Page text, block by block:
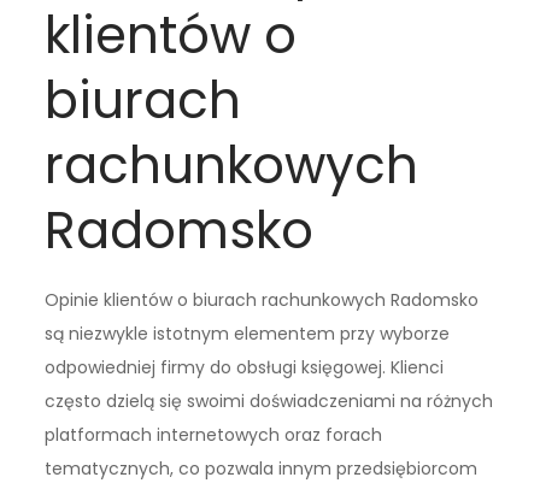
klientów o
biurach
rachunkowych
Radomsko
Opinie klientów o biurach rachunkowych Radomsko
są niezwykle istotnym elementem przy wyborze
odpowiedniej firmy do obsługi księgowej. Klienci
często dzielą się swoimi doświadczeniami na różnych
platformach internetowych oraz forach
tematycznych, co pozwala innym przedsiębiorcom